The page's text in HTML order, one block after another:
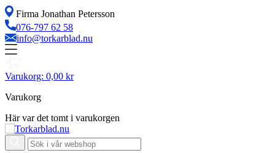
Firma Jonathan Petersson
076-797 62 58
info@torkarblad.nu
Varukorg: 0,00 kr
Varukorg
Här var det tomt i varukorgen